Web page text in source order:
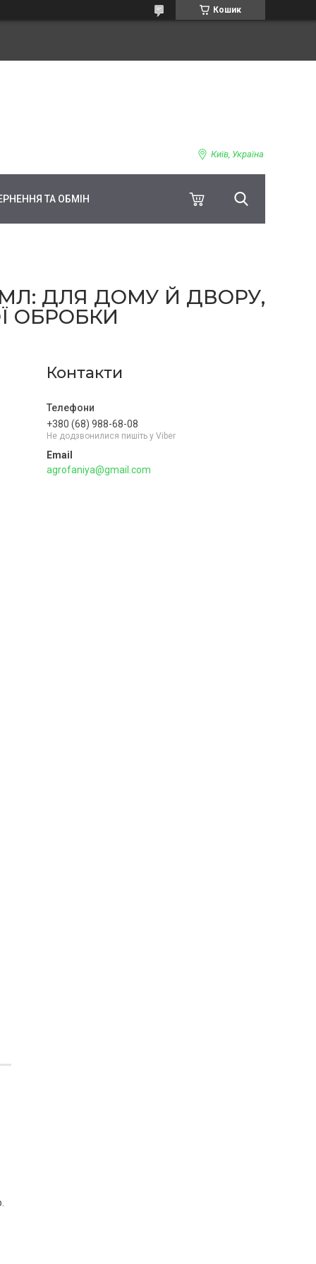
Кошик
Київ, Україна
ТА ОБМІН
МЛ: ДЛЯ ДОМУ Й ДВОРУ,
ОБРОБКИ
Контакти
+380 (68) 988-68-08
Не додзвонилися пишіть у Viber
agrofaniya@gmail.com